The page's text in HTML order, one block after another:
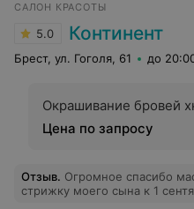
САЛОН КРАСОТЫ
5.0 Континент
Брест, ул. Гоголя, 61 до
Окрашивание бровей
Цена по запросу
Отзыв. Огромное спасибо
стрижку моего сына к 1 сентября!